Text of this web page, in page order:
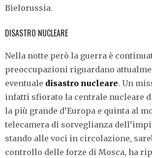
Bielorussia.
DISASTRO NUCLEARE
Nella notte però la guerra è
preoccupazioni riguardano
eventuale disastro nucleare. Un
infatti sfiorato la centrale nucleare
la più grande d’Europa e quinta al
telecamera di sorveglianza
stando alle voci in circolazione,
controllo delle forze di Mosca, ha